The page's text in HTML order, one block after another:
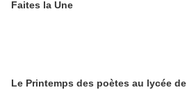
Faites la Une
Le Printemps des poètes au lycée de